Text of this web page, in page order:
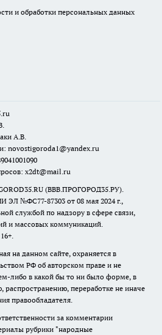
и обработки персональных данных
u
А.В.
novostigoroda1@yandex.ru
x2dt@mail.ru
(ВВВ.ПРОГОРОД35.РУ).
ЭЛ №ФС77-87303 от 08 мая 2024 г.,
службой по надзору в сфере связи,
и массовых коммуникаций.
на данном сайте, охраняется в
РФ об авторском праве и не
либо в какой бы то ни было форме, в
распространению, переработке не иначе
правообладателя.
за комментарии
рубрики "народные